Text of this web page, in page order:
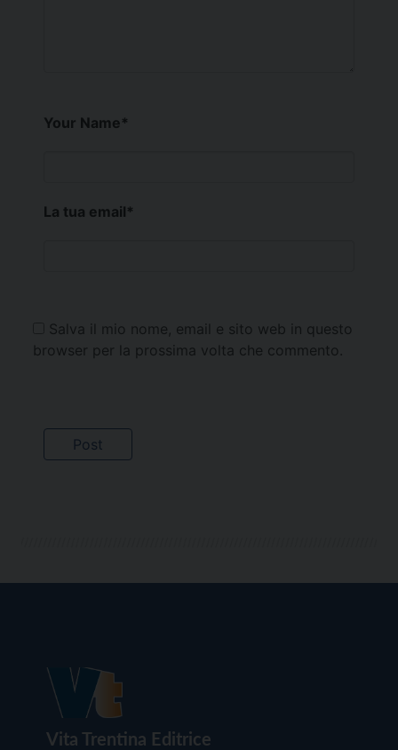
Your Name*
La tua email*
Salva il mio nome, email e sito web in questo
browser per la prossima volta che commento.
Vita Trentina Editrice